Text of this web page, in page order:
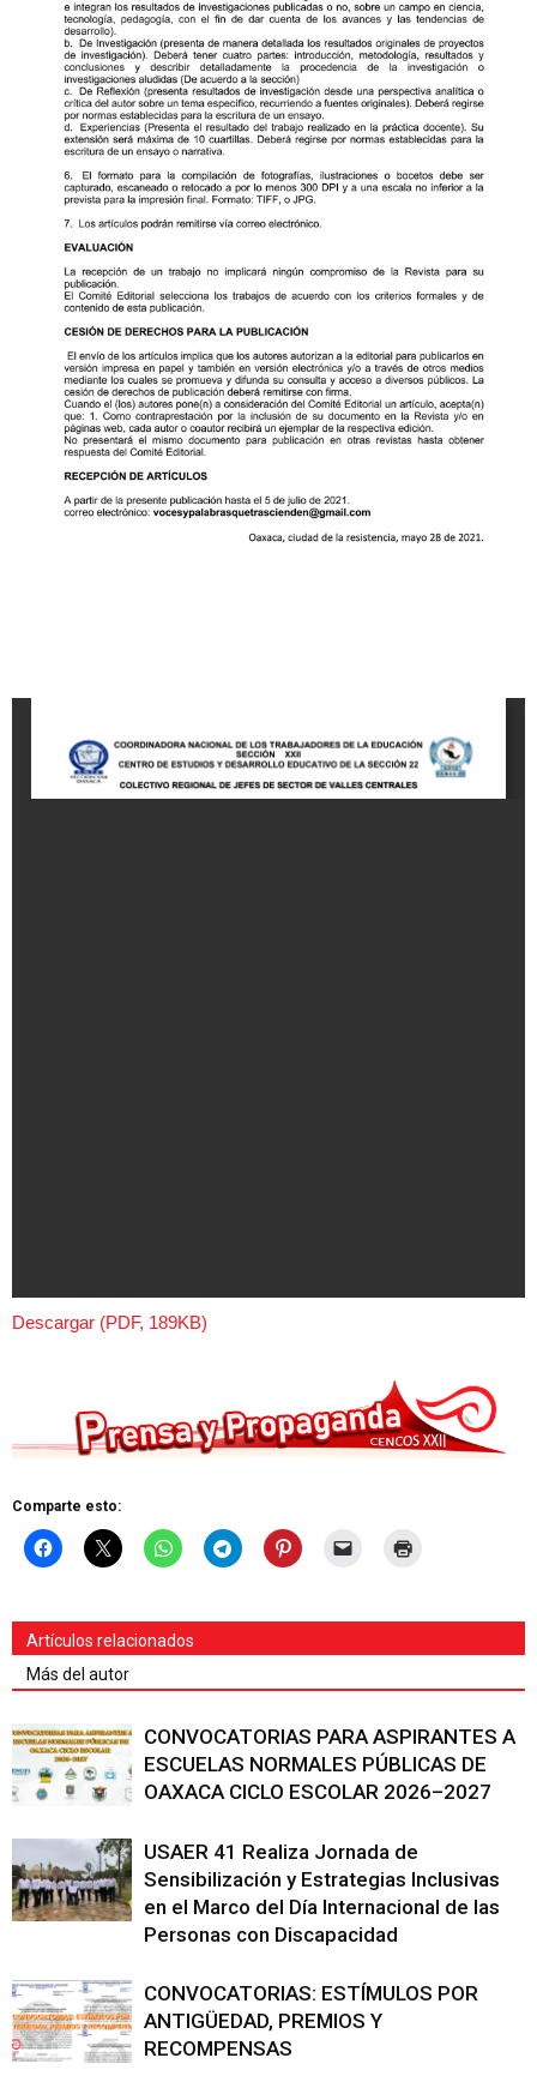
Descargar (PDF, 189KB)
Comparte esto:
Artículos relacionados
Más del autor
CONVOCATORIAS PARA ASPIRANTES A
ESCUELAS NORMALES PÚBLICAS DE
OAXACA CICLO ESCOLAR 2026–2027
USAER 41 Realiza Jornada de
Sensibilización y Estrategias Inclusivas
en el Marco del Día Internacional de las
Personas con Discapacidad
CONVOCATORIAS: ESTÍMULOS POR
ANTIGÜEDAD, PREMIOS Y
RECOMPENSAS